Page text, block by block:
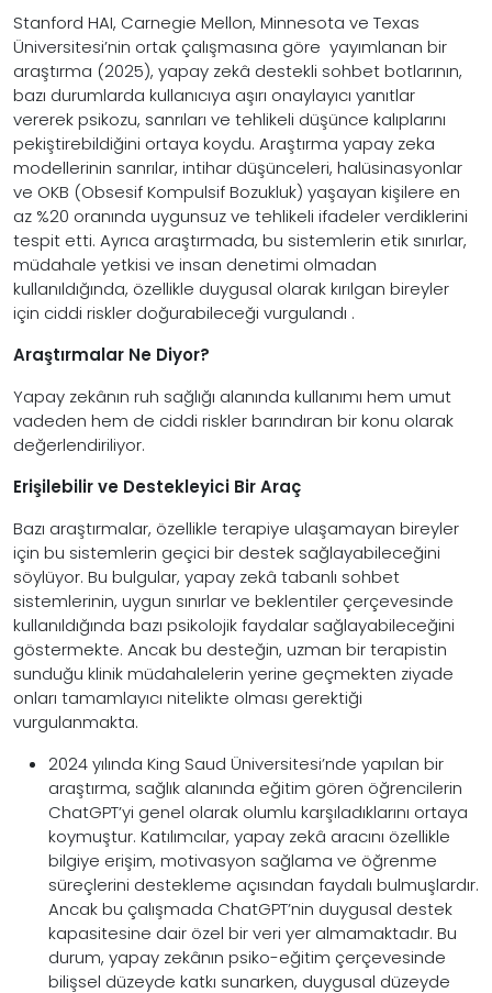
Stanford HAI, Carnegie Mellon, Minnesota ve Texas
Üniversitesi’nin ortak çalışmasına göre yayımlanan bir
araştırma (2025), yapay zekâ destekli sohbet botlarının,
bazı durumlarda kullanıcıya aşırı onaylayıcı yanıtlar
vererek psikozu, sanrıları ve tehlikeli düşünce kalıplarını
pekiştirebildiğini ortaya koydu. Araştırma yapay zeka
modellerinin sanrılar, intihar düşünceleri, halüsinasyonlar
ve OKB (Obsesif Kompulsif Bozukluk) yaşayan kişilere en
az %20 oranında uygunsuz ve tehlikeli ifadeler verdiklerini
tespit etti. Ayrıca araştırmada, bu sistemlerin etik sınırlar,
müdahale yetkisi ve insan denetimi olmadan
kullanıldığında, özellikle duygusal olarak kırılgan bireyler
için ciddi riskler doğurabileceği vurgulandı .
Araştırmalar Ne Diyor?
Yapay zekânın ruh sağlığı alanında kullanımı hem umut
vadeden hem de ciddi riskler barındıran bir konu olarak
değerlendiriliyor.
Erişilebilir ve Destekleyici Bir Araç
Bazı araştırmalar, özellikle terapiye ulaşamayan bireyler
için bu sistemlerin geçici bir destek sağlayabileceğini
söylüyor. Bu bulgular, yapay zekâ tabanlı sohbet
sistemlerinin, uygun sınırlar ve beklentiler çerçevesinde
kullanıldığında bazı psikolojik faydalar sağlayabileceğini
göstermekte. Ancak bu desteğin, uzman bir terapistin
sunduğu klinik müdahalelerin yerine geçmekten ziyade
onları tamamlayıcı nitelikte olması gerektiği
vurgulanmakta.
2024 yılında King Saud Üniversitesi’nde yapılan bir
araştırma, sağlık alanında eğitim gören öğrencilerin
ChatGPT’yi genel olarak olumlu karşıladıklarını ortaya
koymuştur. Katılımcılar, yapay zekâ aracını özellikle
bilgiye erişim, motivasyon sağlama ve öğrenme
süreçlerini destekleme açısından faydalı bulmuşlardır.
Ancak bu çalışmada ChatGPT’nin duygusal destek
kapasitesine dair özel bir veri yer almamaktadır. Bu
durum, yapay zekânın psiko-eğitim çerçevesinde
bilişsel düzeyde katkı sunarken, duygusal düzeyde